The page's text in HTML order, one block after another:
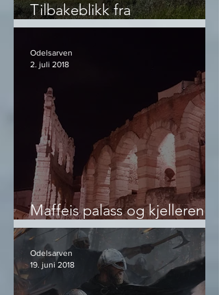
Tilbakeblikk fra
Vestjotunheimen
Maffeis palass og kjelleren
der
Odelsarven
2. juli 2018
Odelsarven
19. juni 2018